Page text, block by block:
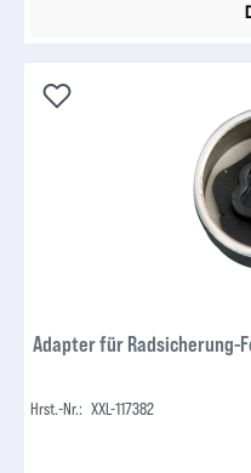
Adapter für Radsicherung-
Hrst.-Nr.: XXL-117382